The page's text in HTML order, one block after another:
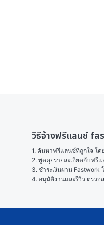
วิธีจ้างฟรีแลนซ์
1. ค้นหาฟรีแลนซ์ที่ถูกใจ โ
2. พูดคุยรายละเอียดกับฟรี
3. ชำระเงินผ่าน
4. อนุมัติงานและรีวิว ตรวจ